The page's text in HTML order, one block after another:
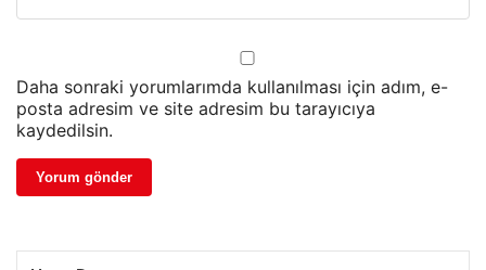
Daha sonraki yorumlarımda kullanılması için adım, e-
posta adresim ve site adresim bu tarayıcıya
kaydedilsin.